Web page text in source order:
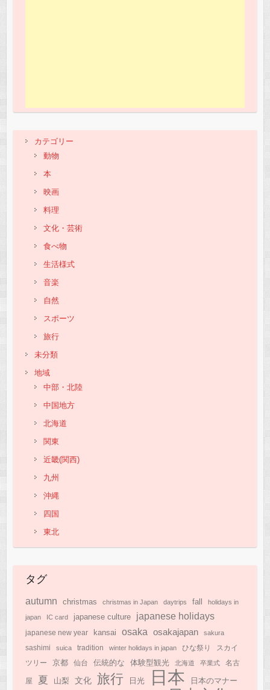
カテゴリー
動物
本
映画
料理
文化・芸術
食べ物
生活様式
音楽
自然
スポーツ
旅行
未分類
地域
中部・北陸
中国地方
北海道
関東
近畿(関西)
九州
沖縄
四国
東北
タグ
autumn christmas christmas in Japan daytrips fall holidays in
japan IC card japanese culture japanese holidays
japanese new year kansai osaka osakajapan sakura
sashimi suica tradition winter holidays in japan ひな祭り スカイ
ツリー 京都 仙台 伝統的な 体験型観光 北海道 卒業式 名古
屋 夏 山梨 文化 旅行 日光 日本 日本のマナー